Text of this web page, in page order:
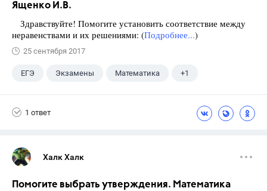
Ященко И.В.
Здравствуйте! Помогите установить соответствие между
неравенствами и их решениями: (Подробнее...)
25 сентября 2017
ЕГЭ Экзамены Математика +1
1 ответ
Халк Халк
Помогите выбрать утверждения. Математика